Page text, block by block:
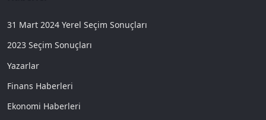
31 Mart 2024 Yerel Seçim Sonuçları
2023 Seçim Sonuçları
Yazarlar
Finans Haberleri
Ekonomi Haberleri